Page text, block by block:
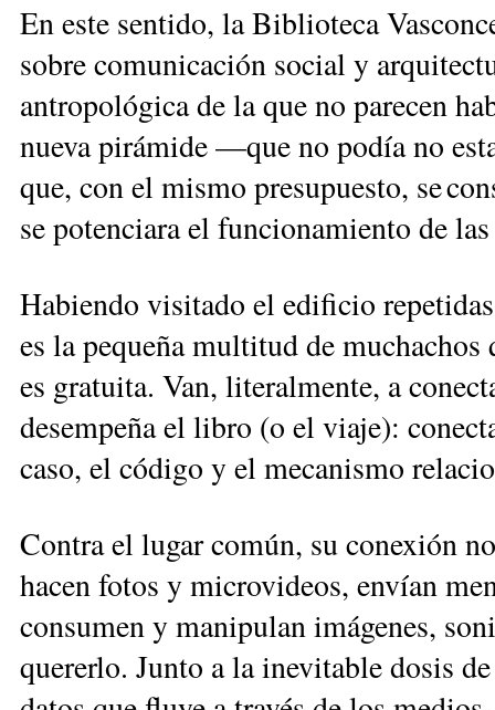
En este sentido, la Biblioteca
sobre comunicación social y
antropológica de la que no parecen
nueva pirámide —que no podía no
que, con el mismo presupuesto, se
se potenciara el funcionamiento de
Habiendo visitado el edificio
es la peque­ña multitud de
es gratuita. Van, literalmente, a
desempeña el libro (o el viaje):
caso, el código y el mecanismo
Contra el lugar común, su conexión
hacen fotos y microvideos, envían
consumen y manipulan imágenes,
quererlo. Junto a la inevitable dosis